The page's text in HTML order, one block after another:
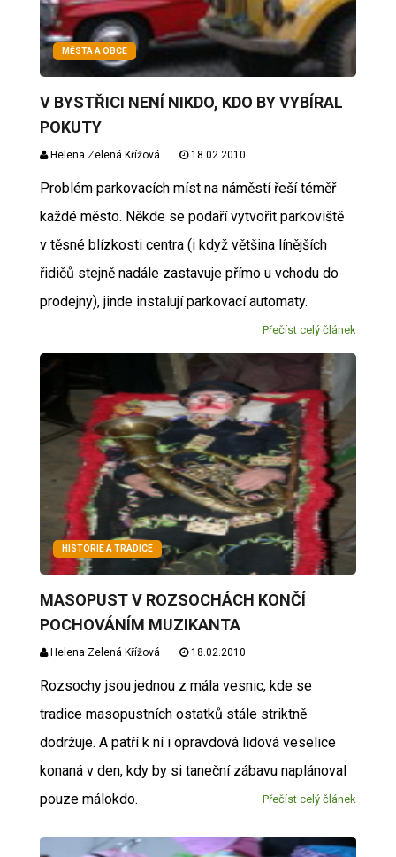
MĚSTA A OBCE
V BYSTŘICI NENÍ NIKDO, KDO BY VYBÍRAL
POKUTY
Helena Zelená Křížová 18.02.2010
Problém parkovacích míst na náměstí řeší téměř
každé město. Někde se podaří vytvořit parkoviště
v těsné blízkosti centra (i když většina línějších
řidičů stejně nadále zastavuje přímo u vchodu do
prodejny), jinde instalují parkovací automaty.
Přečíst celý článek
HISTORIE A TRADICE
MASOPUST V ROZSOCHÁCH KONČÍ
POCHOVÁNÍM MUZIKANTA
Helena Zelená Křížová 18.02.2010
Rozsochy jsou jednou z mála vesnic, kde se
tradice masopustních ostatků stále striktně
dodržuje. A patří k ní i opravdová lidová veselice
konaná v den, kdy by si taneční zábavu naplánoval
pouze málokdo.
Přečíst celý článek